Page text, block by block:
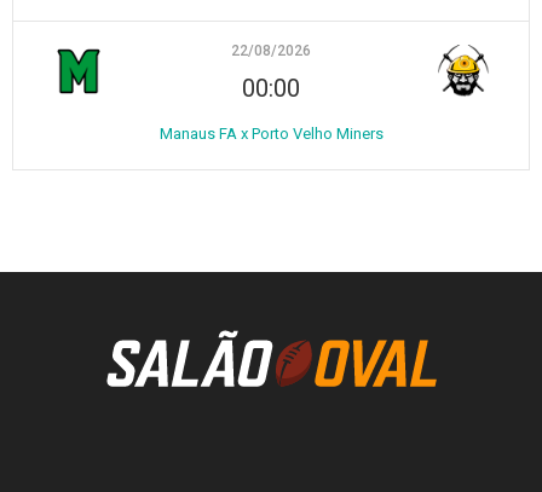
22/08/2026
00:00
Manaus FA x Porto Velho Miners